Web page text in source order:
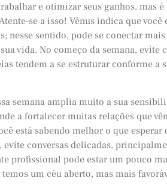
e otimizar seus ganhos, mas
se a isso! Vênus indica que
nesse sentido, pode se conectar
vida. No começo da semana,
tendem a se estruturar conforme a
semana amplia muito a sua
a fortalecer muitas relações que
está sabendo melhor o que
evite conversas delicadas,
profissional pode estar um pouco
um céu aberto, mas mais